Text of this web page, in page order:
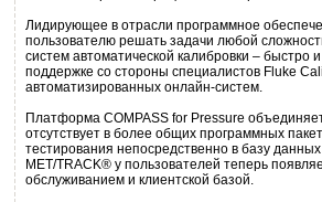
Лидирующее в отрасли программное
пользователю решать задачи любой
систем автоматической калибровки –
поддержке со стороны специалистов Fluke
автоматизированных онлайн-систем.
Платформа COMPASS for Pressure
отсутствует в более общих программных
тестирования непосредственно в базу
MET/TRACK® у пользователей теперь
обслуживанием и клиентской базой.